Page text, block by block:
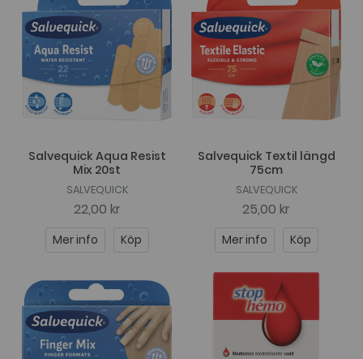
Salvequick Aqua Resist
Mix 20st
SALVEQUICK
22,00 kr
Mer info Köp
Salvequick Textil längd
75cm
SALVEQUICK
25,00 kr
Mer info Köp